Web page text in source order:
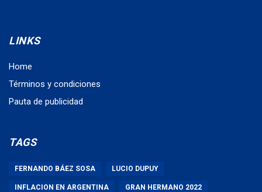
LINKS
Home
Términos y condiciones
Pauta de publicidad
TAGS
FERNANDO BÁEZ SOSA LUCIO DUPUY
INFLACION EN ARGENTINA GRAN HERMANO 2022